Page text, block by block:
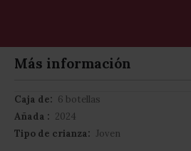
Más información
Más
información
6 botellas
2024
Joven